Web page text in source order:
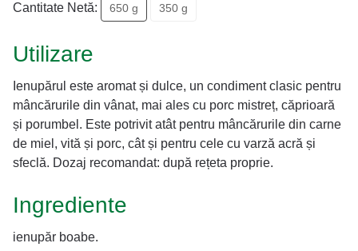
Cantitate Netă: 650 g 350 g
Utilizare
Ienupărul este aromat și dulce, un condiment clasic pentru
mâncărurile din vânat, mai ales cu porc mistreț, căprioară
și porumbel. Este potrivit atât pentru mâncărurile din carne
de miel, vită și porc, cât și pentru cele cu varză acră și
sfeclă. Dozaj recomandat: după rețeta proprie.
Ingrediente
ienupăr boabe.